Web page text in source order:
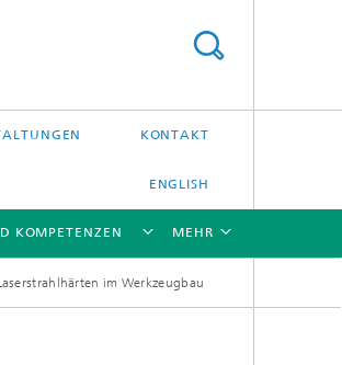
KONTAKT
ENGLISH
KOMPETENZEN MEHR
im Werkzeugbau